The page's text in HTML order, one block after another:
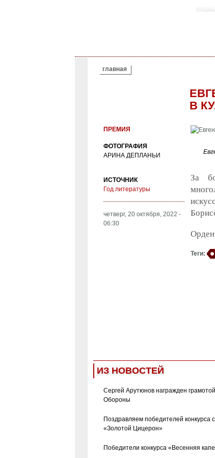
ВЫ ЗДЕСЬ
главная
В
ПРЕМИЯ
ФОТОГРАФИЯ
АРИНА ДЕПЛАНЬИ
ИСТОЧНИК
Год литературы
четверг, 20 октября, 2022 -
06:30
За
Теги:
ИЗ НОВОСТЕЙ
Сергей Арутюнов награжден
Обороны
Поздравляем победителей конкурса
«Золотой Цицерон»
Победители конкурса «Весенняя